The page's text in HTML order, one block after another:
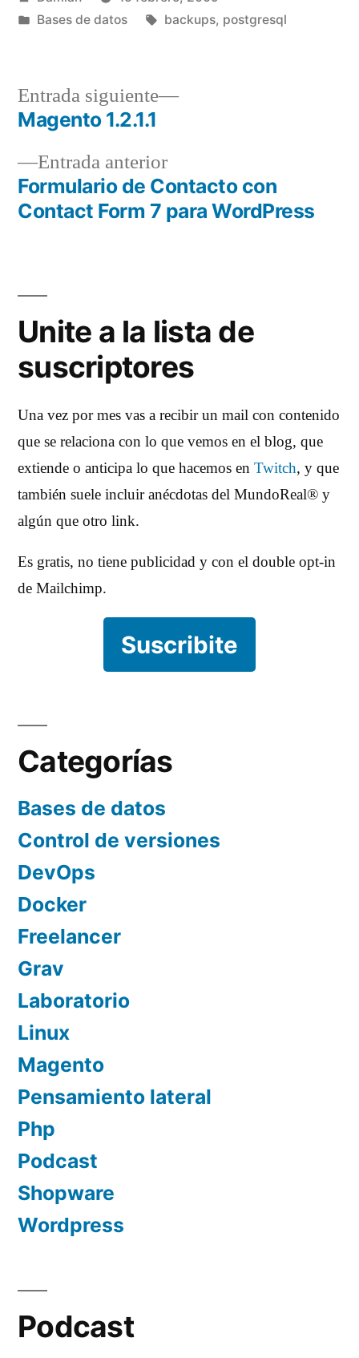
por
Publicado
Bases de datos Etiquetas:
backups, postgresql
Navegación
de
entradas
Entrada anteriorEntrada
anterior:
Formulario de Contacto con
Contact Form 7 para WordPress
Entrada siguiente
Entrada
Magento 1.2.1.1
Unite a la lista de
suscriptores
Una vez por mes vas a recibir un mail con contenido
que se relaciona con lo que vemos en el blog, que
extiende o anticipa lo que hacemos en Twitch, y que
también suele incluir anécdotas del MundoReal® y
algún que otro link.
Es gratis, no tiene publicidad y con el double opt-in
de Mailchimp.
Suscribite
Categorías
Bases de datos
Control de versiones
DevOps
Docker
Freelancer
Grav
Laboratorio
Linux
Magento
Pensamiento lateral
Php
Podcast
Shopware
Wordpress
Podcast